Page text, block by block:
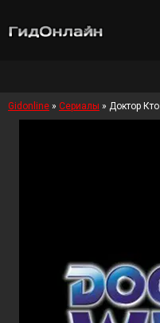
Gidonline » Сериалы » Доктор Кто